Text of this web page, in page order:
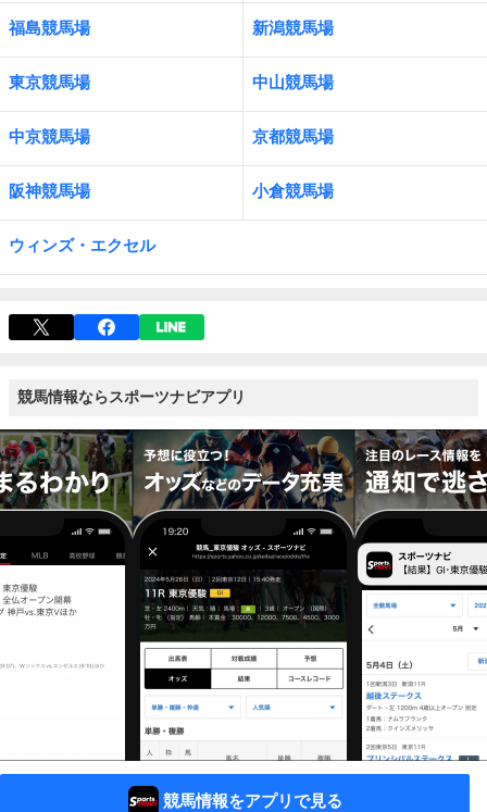
福島競馬場 新潟競馬場
東京競馬場 中山競馬場
中京競馬場 京都競馬場
阪神競馬場 小倉競馬場
ウィンズ・エクセル
競馬情報ならスポーツナビアプリ
競馬情報をアプリで見る